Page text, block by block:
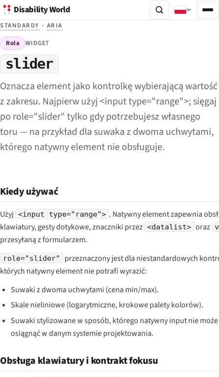
Disability World
STANDARDY · ARIA
Rola WIDGET
slider
Oznacza element jako kontrolkę wybierającą wartość
z zakresu. Najpierw użyj <input type="range">; sięgaj
po role="slider" tylko gdy potrzebujesz własnego
toru — na przykład dla suwaka z dwoma uchwytami,
którego natywny element nie obsługuje.
Kiedy używać
Użyj <input type="range"> . Natywny element zapewnia
klawiatury, gesty dotykowe, znaczniki przez <datalist> oraz
przesyłaną z formularzem.
role="slider"
przeznaczony jest dla niestandardowych
których natywny element nie potrafi wyrazić:
Suwaki z dwoma uchwytami (cena min/max).
Skale nieliniowe (logarytmiczne, krokowe palety kolorów).
Suwaki stylizowane w sposób, którego natywny input nie może
osiągnąć w danym systemie projektowania.
Obsługa klawiatury i kontrakt fokusu